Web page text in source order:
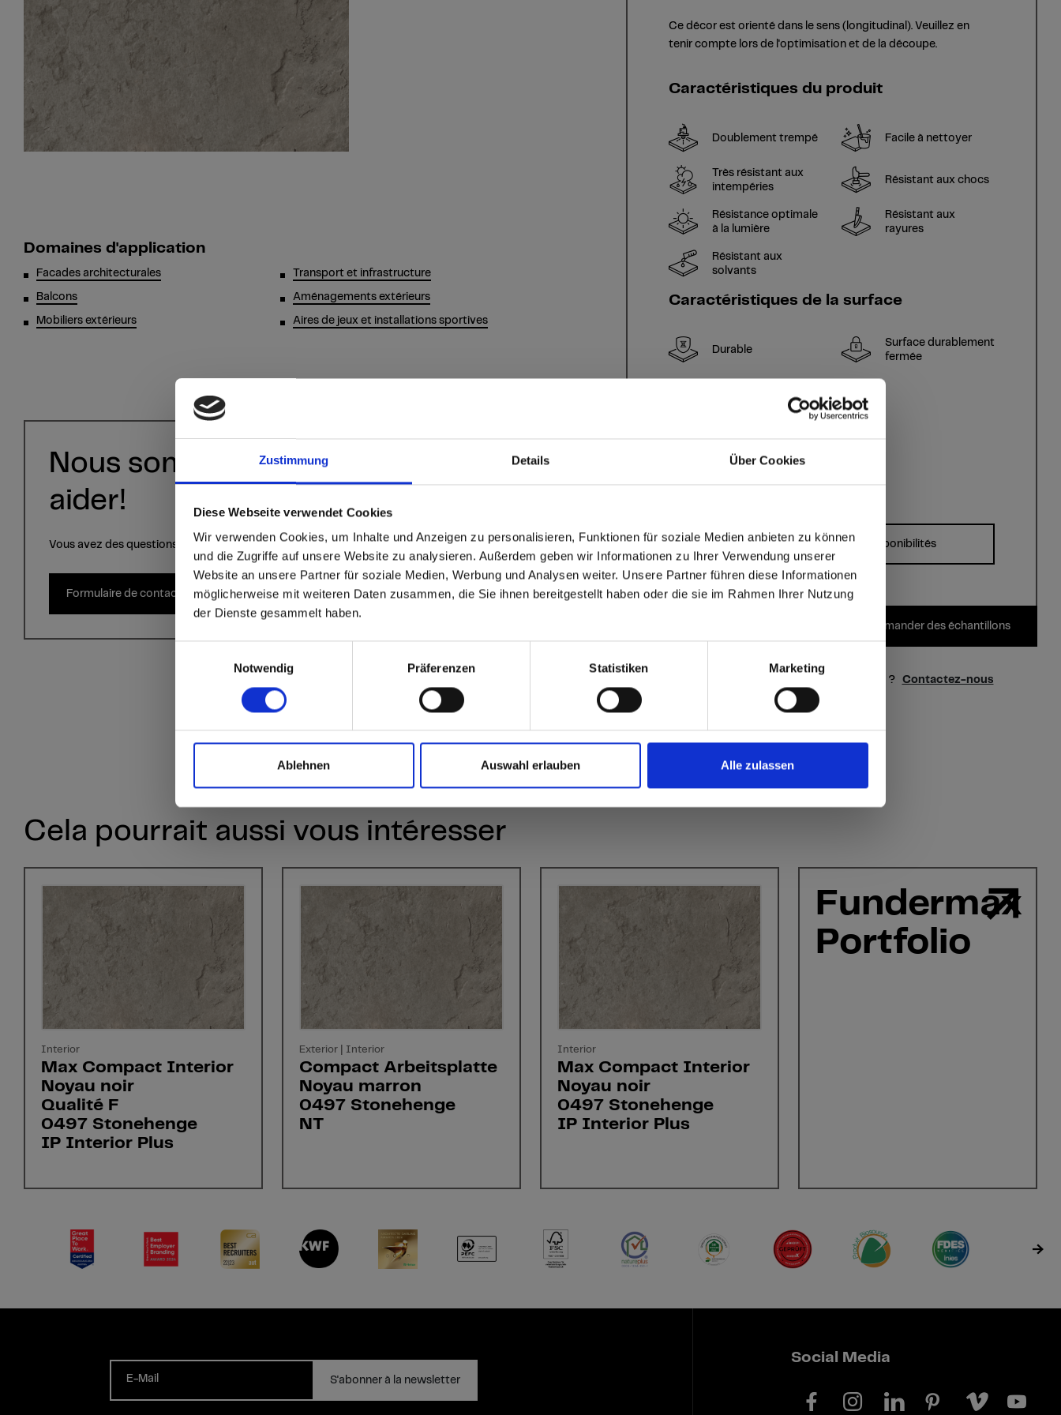
Zustimmung Details Über Cookies
Diese Webseite verwendet Cookies
Wir verwenden Cookies, um Inhalte und Anzeigen zu personalisieren, Funktionen für soziale Medien anbieten zu können
und die Zugriffe auf unsere Website zu analysieren. Außerdem geben wir Informationen zu Ihrer Verwendung unserer
Website an unsere Partner für soziale Medien, Werbung und Analysen weiter. Unsere Partner führen diese Informationen
möglicherweise mit weiteren Daten zusammen, die Sie ihnen bereitgestellt haben oder die sie im Rahmen Ihrer Nutzung
der Dienste gesammelt haben.
Notwendig
Präferenzen Statistiken Marketing
Ablehnen Auswahl erlauben Alle zulassen
Are you based in the États-Unis?
Go to the Fundermax North America website directly from here or discover what Fundermax offers in Europe
and the rest of the world!
Click here to go to the Fundermax North America Website Europe / Rest of the World
Domaines d'application
Facades architecturales
Balcons
Mobiliers extérieurs
Transport et infrastructure
Aménagements extérieurs
Aires de jeux et installations sportives
Nous sommes là pour vous
aider!
Vous avez des questions ? Écrivez-nous via le formulaire de contact.
Formulaire de contact
Ce décor est orienté dans le sens (longitudinal). Veuillez en
tenir compte lors de l'optimisation et de la découpe.
Caractéristiques du produit
Doublement trempé Facile à nettoyer
Très résistant aux
intempéries
Résistant aux chocs
Résistance optimale
à la lumière
Résistant aux
rayures
Résistant aux
solvants
Caractéristiques de la surface
Durable
Surface durablement
fermée
échardes, collage
Formats, épaisseurs & disponibilités
Commander des échantillons
Vous avez des questions sur nos échantillons ? Contactez-nous
Cela pourrait aussi vous intéresser
Interior
Max Compact Interior
Noyau noir
Qualité F
0497 Stonehenge
IP Interior Plus
Exterior | Interior
Compact Arbeitsplatte
Noyau marron
0497 Stonehenge
NT
Interior
Max Compact Interior
Noyau noir
0497 Stonehenge
IP Interior Plus
Fundermax
Portfolio
E-Mail S'abonner à la newsletter
Social Media